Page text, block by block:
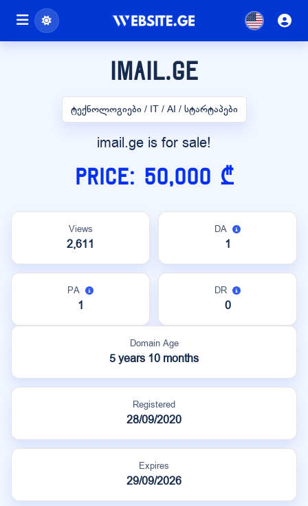
imail.ge
ტექნოლოგიები / IT / AI / სტარტაპები
imail.ge is for sale!
Price: 50,000 ₾
Views
2,611
DA
1
PA
1
DR
0
Domain Age
5 years 10 months
Registered
28/09/2020
Expires
29/09/2026